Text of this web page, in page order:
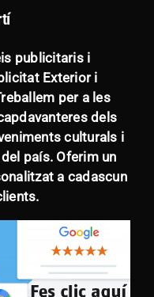
publicitaris i
Exterior i
per a les
dels
culturals i
país. Oferim un
a cadascun